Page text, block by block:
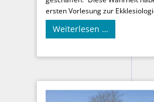
ersten Vorlesung zur
Weiterlesen …